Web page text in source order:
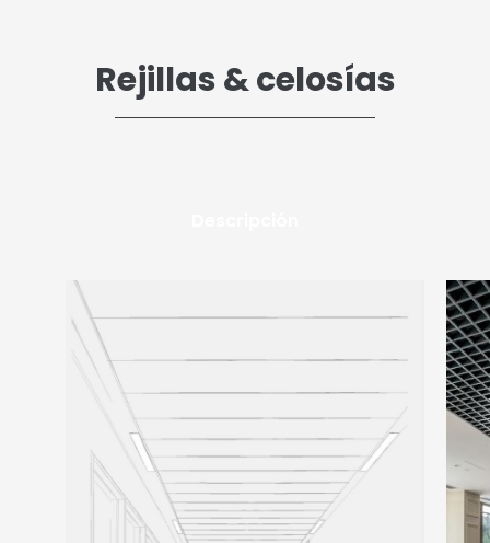
Rejillas & celosías